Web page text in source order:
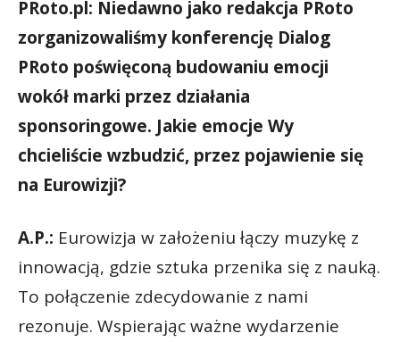
PRoto.pl: Niedawno jako redakcja PRoto
zorganizowaliśmy konferencję Dialog
PRoto poświęconą budowaniu emocji
wokół marki przez działania
sponsoringowe. Jakie emocje Wy
chcieliście wzbudzić, przez pojawienie się
na Eurowizji?
A.P.: Eurowizja w założeniu łączy muzykę z
innowacją, gdzie sztuka przenika się z nauką.
To połączenie zdecydowanie z nami
rezonuje. Wspierając ważne wydarzenie